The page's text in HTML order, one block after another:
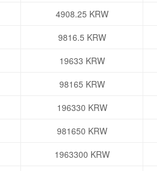
4908.25 KRW
9816.5 KRW
19633 KRW
98165 KRW
196330 KRW
981650 KRW
1963300 KRW